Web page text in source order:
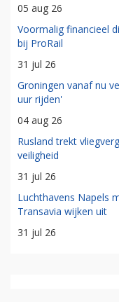
05 aug 26
Voormalig financieel
bij ProRail
31 jul 26
Groningen vanaf nu
uur rijden'
04 aug 26
Rusland trekt
veiligheid
31 jul 26
Luchthavens Napels
Transavia wijken uit
31 jul 26